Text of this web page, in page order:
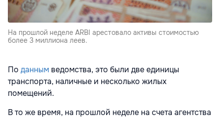
На прошлой неделе ARBI арестовало активы стоимостью
более 3 миллиона леев.
По данным ведомства, это были две единицы
транспорта, наличные и несколько жилых
помещений.
В то же время, на прошлой неделе на счета агентства